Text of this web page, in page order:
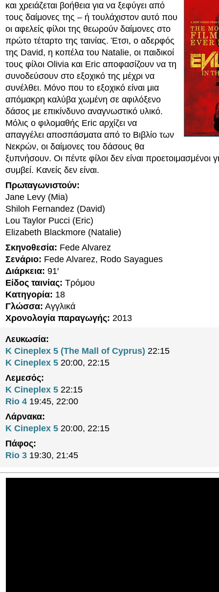
και χρειάζεται βοήθεια για να ξεφύγει από
τους δαίμονες της – ή τουλάχιστον αυτό που
οι αφελείς φίλοι της θεωρούν δαίμονες στο
πρώτο τέταρτο της ταινίας. Έτσι, ο αδερφός
της David, η κοπέλα του Natalie, οι παιδικοί
τους φίλοι Olivia και Eric αποφασίζουν να τη
συνοδεύσουν στο εξοχικό της μέχρι να
συνέλθει. Μόνο που το εξοχικό είναι μια
απόμακρη καλύβα χωμένη σε αφιλόξενο
δάσος με επικίνδυνο αναγνωστικό υλικό.
Μόλις ο φιλομαθής Eric αρχίζει να
απαγγέλει αποσπάσματα από το Βιβλίο των
Νεκρών, οι δαίμονες του δάσους θα
ξυπνήσουν. Οι πέντε φίλοι δεν είναι προετοιμασμένοι
συμβεί. Κανείς δεν είναι.
Πρωταγωνιστούν:
Jane Levy (Mia)
Shiloh Fernandez (David)
Lou Taylor Pucci (Eric)
Elizabeth Blackmore (Natalie)
Σκηνοθεσία: Fede Alvarez
Σενάριο: Fede Alvarez, Rodo Sayagues
Διάρκεια: 91′
Είδος ταινίας: Τρόμου
Κατηγορία: 18
Γλώσσα: Αγγλικά
Χρονολογία παραγωγής: 2013
Λευκωσία:
K Cineplex 5 (The Mall of Cyprus) 22:15
K Cineplex 5 20:00, 22:15
Λεμεσός:
K Cineplex 5 22:15
Rio 4 19:45, 22:00
Λάρνακα:
K Cineplex 5 20:00, 22:15
Πάφος:
Rio 3 19:30, 21:45